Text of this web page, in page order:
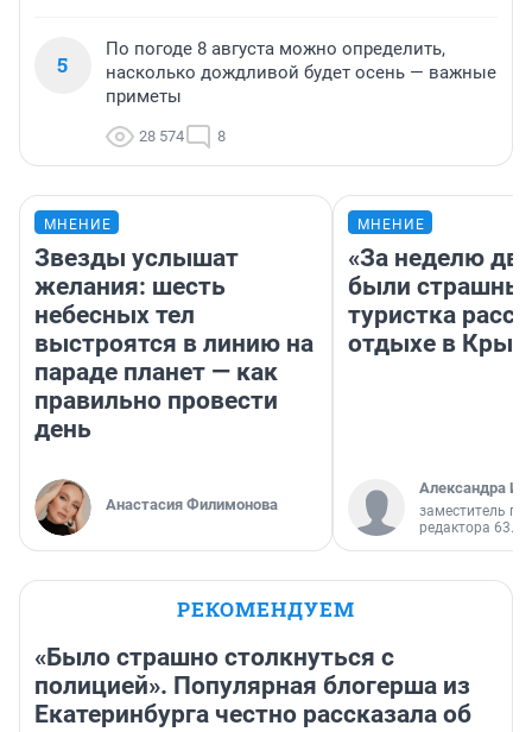
5
По погоде 8 августа можно определить,
насколько дождливой будет осень — важные
приметы
28 574 8
МНЕНИЕ
Звезды услышат
желания: шесть
небесных тел
выстроятся в линию на
параде планет — как
правильно провести
день
Анастасия Филимонова
МНЕНИЕ
«За неделю
были
туристка
отдыхе в
Александра
заместитель
редактора 63.RU
РЕКОМЕНДУЕМ
«Было страшно столкнуться с
полицией». Популярная блогерша из
Екатеринбурга честно рассказала об